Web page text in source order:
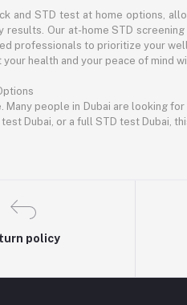
and STD test at home options,
results. Our at-home STD
professionals to prioritize your
health and your peace of mind
Many people in Dubai are
Dubai, or a full STD test Dubai,
policy